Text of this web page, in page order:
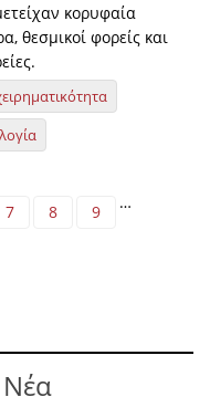
κορυφαία
θεσμικοί φορείς και
7 8 9 …